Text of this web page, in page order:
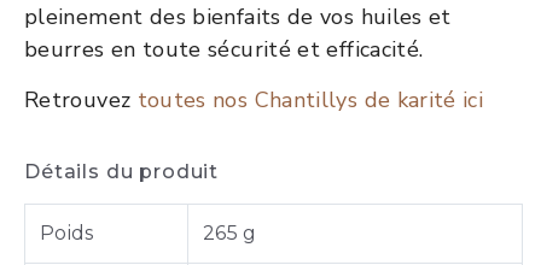
pleinement des bienfaits de vos huiles et
beurres en toute sécurité et efficacité.
Retrouvez toutes nos Chantillys de karité ici
Détails du produit
Poids 265 g